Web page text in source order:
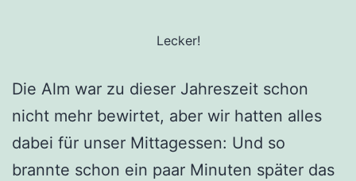
Lecker!
Die Alm war zu dieser Jahreszeit schon
nicht mehr bewirtet, aber wir hatten alles
dabei für unser Mittagessen: Und so
brannte schon ein paar Minuten später das